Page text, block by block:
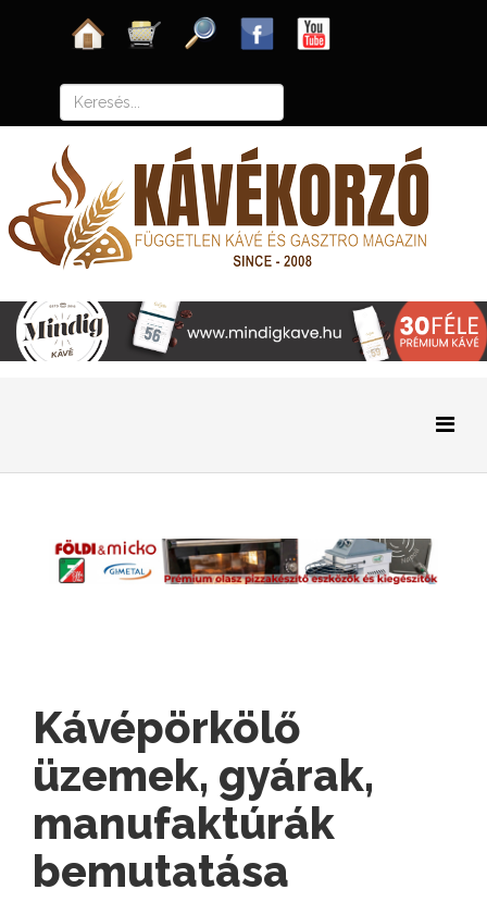
Kávépörkölő
üzemek, gyárak,
manufaktúrák
bemutatása